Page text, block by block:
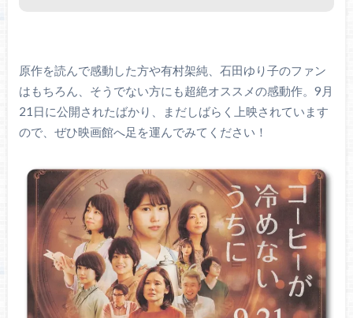
原作を読んで感動した方や有村架純、石田ゆり子のファン
はもちろん、そうでない方にも超絶オススメの感動作。9月
21日に公開されたばかり、まだしばらく上映されています
ので、ぜひ映画館へ足を運んでみてください！